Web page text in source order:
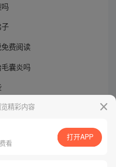
费阅读
囊炎吗
精彩内容
看
打开APP